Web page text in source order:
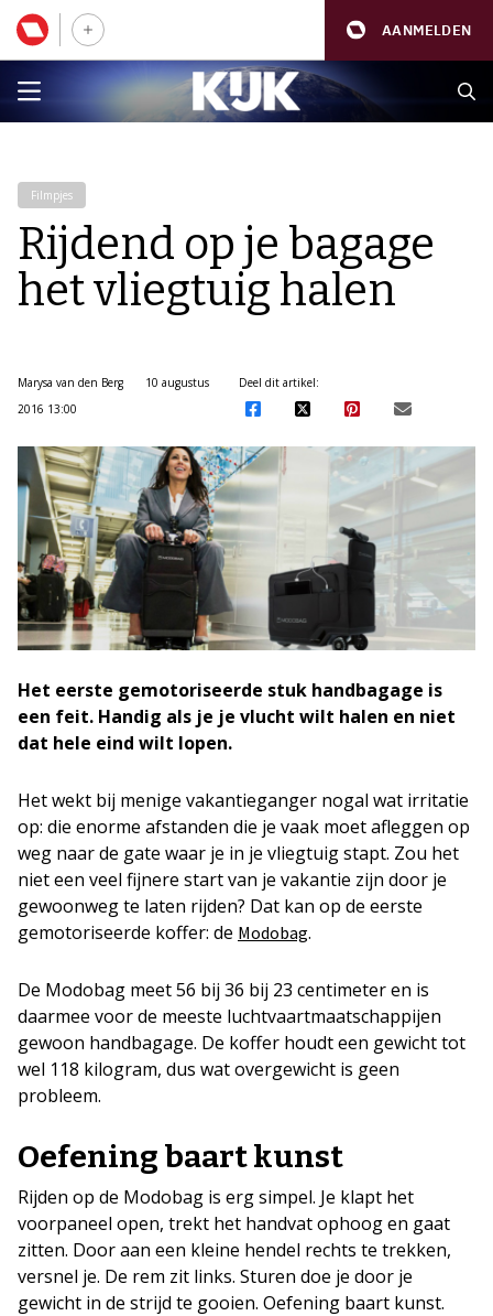
AANMELDEN
Filmpjes
Rijdend op je bagage
het vliegtuig halen
Marysa van den Berg
10 augustus
2016 13:00
Deel dit artikel:
Het eerste gemotoriseerde stuk handbagage is
een feit. Handig als je je vlucht wilt halen en niet
dat hele eind wilt lopen.
Het wekt bij menige vakantieganger nogal wat irritatie
op: die enorme afstanden die je vaak moet afleggen op
weg naar de gate waar je in je vliegtuig stapt. Zou het
niet een veel fijnere start van je vakantie zijn door je
gewoonweg te laten rijden? Dat kan op de eerste
gemotoriseerde koffer: de Modobag.
De Modobag meet 56 bij 36 bij 23 centimeter en is
daarmee voor de meeste luchtvaartmaatschappijen
gewoon handbagage. De koffer houdt een gewicht tot
wel 118 kilogram, dus wat overgewicht is geen
probleem.
Oefening baart kunst
Rijden op de Modobag is erg simpel. Je klapt het
voorpaneel open, trekt het handvat ophoog en gaat
zitten. Door aan een kleine hendel rechts te trekken,
versnel je. De rem zit links. Sturen doe je door je
gewicht in de strijd te gooien. Oefening baart kunst.